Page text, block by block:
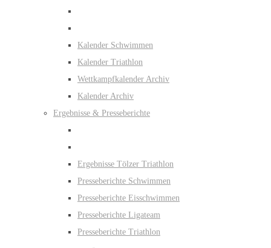
Kalender Schwimmen
Kalender Triathlon
Wettkampfkalender Archiv
Kalender Archiv
Ergebnisse & Presseberichte
Ergebnisse Tölzer Triathlon
Presseberichte Schwimmen
Presseberichte Eisschwimmen
Presseberichte Ligateam
Presseberichte Triathlon